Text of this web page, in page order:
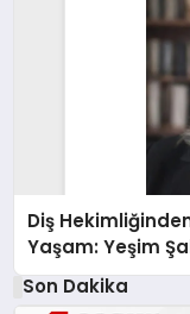
Diş
Yaşam: Yeşim
Son Dakika